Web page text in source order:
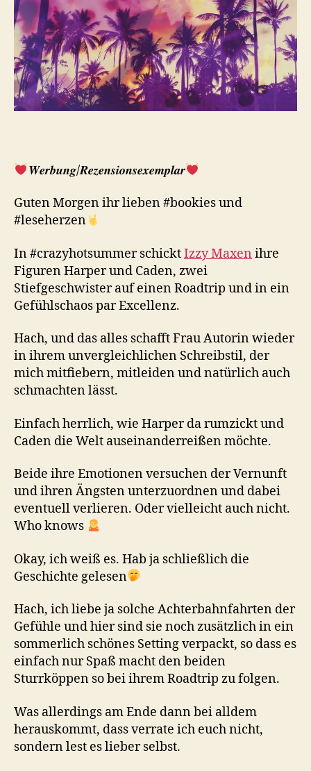
𝑾𝒆𝒓𝒃𝒖𝒏𝒈/𝑹𝒆𝒛𝒆𝒏𝒔𝒊𝒐𝒏𝒔𝒆𝒙𝒆𝒎𝒑𝒍𝒂𝒓
Guten Morgen ihr lieben #bookies und
#leseherzen
In #crazyhotsummer schicktIzzy Maxen ihre
Figuren Harper und Caden, zwei
Stiefgeschwister auf einen Roadtrip und in ein
Gefühlschaos par Excellenz.
Hach, und das alles schafft Frau Autorin wieder
in ihrem unvergleichlichen Schreibstil, der
mich mitfiebern, mitleiden und natürlich auch
schmachten lässt.
Einfach herrlich, wie Harper da rumzickt und
Caden die Welt auseinanderreißen möchte.
Beide ihre Emotionen versuchen der Vernunft
und ihren Ängsten unterzuordnen und dabei
eventuell verlieren. Oder vielleicht auch nicht.
Who knows
Okay, ich weiß es. Hab ja schließlich die
Geschichte gelesen
Hach, ich liebe ja solche Achterbahnfahrten der
Gefühle und hier sind sie noch zusätzlich in ein
sommerlich schönes Setting verpackt, so dass es
einfach nur Spaß macht den beiden
Sturrköppen so bei ihrem Roadtrip zu folgen.
Was allerdings am Ende dann bei alldem
herauskommt, dass verrate ich euch nicht,
sondern lest es lieber selbst.